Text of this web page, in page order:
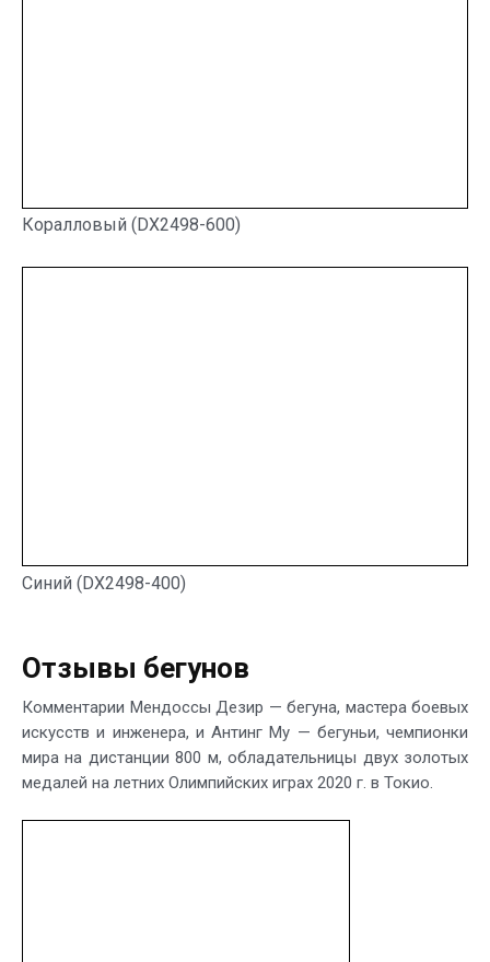
Коралловый (DX2498-600)
Синий (DX2498-400)
Отзывы бегунов
Комментарии Мендоссы Дезир — бегуна, мастера боевых
искусств и инженера, и Антинг Му — бегуньи, чемпионки
мира на дистанции 800 м, обладательницы двух золотых
медалей на летних Олимпийских играх 2020 г. в Токио.